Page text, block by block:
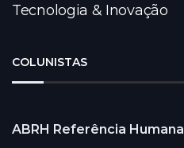
Tecnologia & Inovação
COLUNISTAS
ABRH Referência Humana